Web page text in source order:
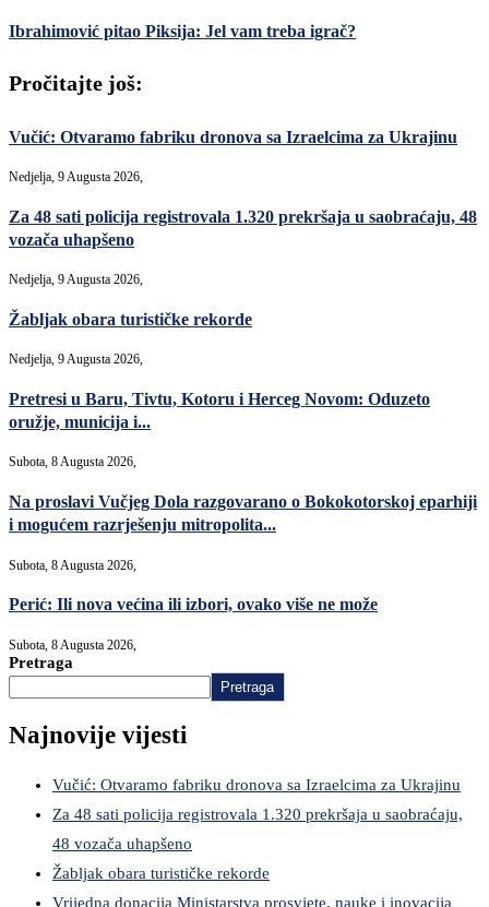
Ibrahimović pitao Piksija: Jel vam treba igrač?
Pročitajte još:
Vučić: Otvaramo fabriku dronova sa Izraelcima za Ukrajinu
Nedjelja, 9 Augusta 2026,
Za 48 sati policija registrovala 1.320 prekršaja u saobraćaju, 48
vozača uhapšeno
Nedjelja, 9 Augusta 2026,
Žabljak obara turističke rekorde
Nedjelja, 9 Augusta 2026,
Pretresi u Baru, Tivtu, Kotoru i Herceg Novom: Oduzeto
oružje, municija i...
Subota, 8 Augusta 2026,
Na proslavi Vučjeg Dola razgovarano o Bokokotorskoj eparhiji
i mogućem razrješenju mitropolita...
Subota, 8 Augusta 2026,
Perić: Ili nova većina ili izbori, ovako više ne može
Subota, 8 Augusta 2026,
Pretraga
Pretraga
Najnovije vijesti
Vučić: Otvaramo fabriku dronova sa Izraelcima za Ukrajinu
Za 48 sati policija registrovala 1.320 prekršaja u saobraćaju,
48 vozača uhapšeno
Žabljak obara turističke rekorde
Vrijedna donacija Ministarstva prosvjete, nauke i inovacija